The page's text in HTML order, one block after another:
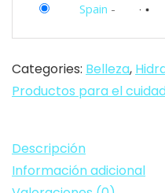
Corporal
con
Verde
y
de
Miel
Natural,
Spain -
Categories: Belleza,
Productos para el
Descripción
Información adicional